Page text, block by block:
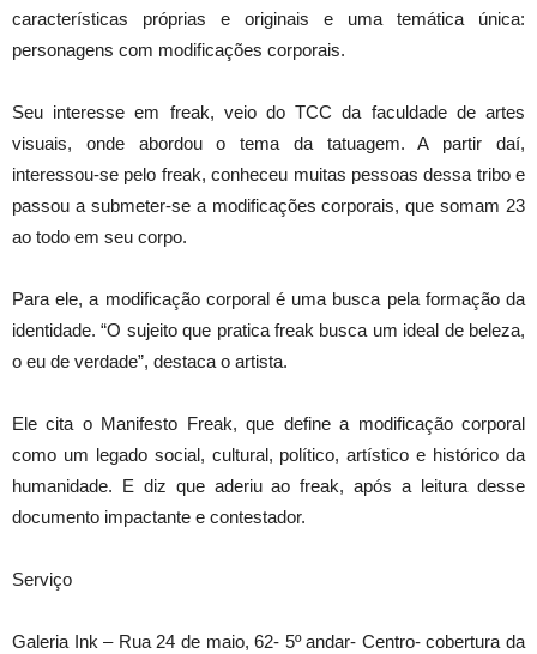
características próprias e originais e uma temática única:
personagens com modificações corporais.
Seu interesse em freak, veio do TCC da faculdade de artes
visuais, onde abordou o tema da tatuagem. A partir daí,
interessou-se pelo freak, conheceu muitas pessoas dessa tribo e
passou a submeter-se a modificações corporais, que somam 23
ao todo em seu corpo.
Para ele, a modificação corporal é uma busca pela formação da
identidade. “O sujeito que pratica freak busca um ideal de beleza,
o eu de verdade”, destaca o artista.
Ele cita o Manifesto Freak, que define a modificação corporal
como um legado social, cultural, político, artístico e histórico da
humanidade. E diz que aderiu ao freak, após a leitura desse
documento impactante e contestador.
Serviço
Galeria Ink – Rua 24 de maio, 62- 5º andar- Centro- cobertura da